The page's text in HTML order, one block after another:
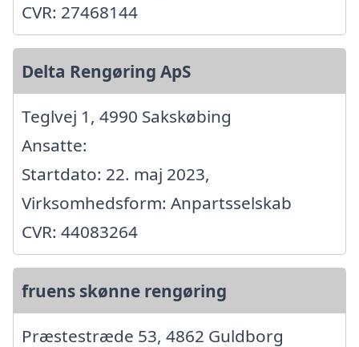
CVR: 27468144
Delta Rengøring ApS
Teglvej 1, 4990 Sakskøbing
Ansatte:
Startdato: 22. maj 2023,
Virksomhedsform: Anpartsselskab
CVR: 44083264
fruens skønne rengøring
Præstestræde 53, 4862 Guldborg